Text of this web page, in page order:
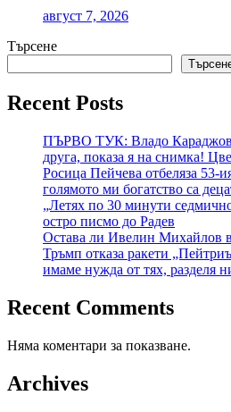
август 7, 2026
Търсене
Recent Posts
ПЪРВО ТУК: Владо Караджов
друга, показа я на снимка!
Росица Пейчева отбеляза 53-
голямото ми богатство са
„Летях по 30 минути
остро писмо до Радев
Остава ли Ивелин Михайлов
Тръмп отказа ракети
имаме нужда от тях, разделя
Recent Comments
Няма коментари за показване.
Archives